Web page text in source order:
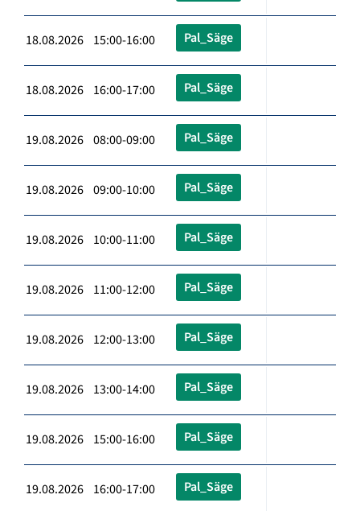
18.08.2026 15:00-16:00 Pal_Säge
18.08.2026 16:00-17:00 Pal_Säge
19.08.2026 08:00-09:00 Pal_Säge
19.08.2026 09:00-10:00 Pal_Säge
19.08.2026 10:00-11:00 Pal_Säge
19.08.2026 11:00-12:00 Pal_Säge
19.08.2026 12:00-13:00 Pal_Säge
19.08.2026 13:00-14:00 Pal_Säge
19.08.2026 15:00-16:00 Pal_Säge
19.08.2026 16:00-17:00 Pal_Säge